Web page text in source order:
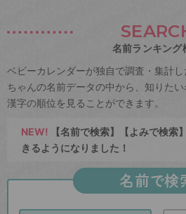
名前ランキング
ベビーカレンダーが独自で調査・集計
ちゃんの名前データの中から、知りたい
漢字の順位を見ることができます。
NEW! 【名前で検索】【よみで検索
きるようになりました！
名前で検